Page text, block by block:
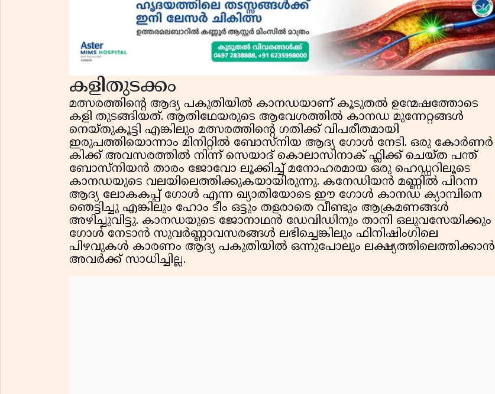
കളിതുടക്കം
മത്സരത്തിന്റെ ആദ്യ പകുതിയിൽ കാനഡയാണ് കൂടുതൽ ഉന്മേഷത്തോടെ
കളി തുടങ്ങിയത്. ആതിഥേയരുടെ ആവേശത്തിൽ കാനഡ മുന്നേറ്റങ്ങൾ
നെയ്തുകൂട്ടി എങ്കിലും മത്സരത്തിന്റെ ഗതിക്ക് വിപരീതമായി
ഇരുപത്തിയൊന്നാം മിനിറ്റിൽ ബോസ്നിയ ആദ്യ ഗോൾ നേടി. ഒരു കോർണർ
കിക്ക് അവസരത്തിൽ നിന്ന് സെയാദ് കൊലാസിനാക് ഫ്ലിക്ക് ചെയ്ത പന്ത്
ബോസ്നിയൻ താരം ജോവോ ലൂക്കിച്ച് മനോഹരമായ ഒരു ഹെഡ്ഡറിലൂടെ
കാനഡയുടെ വലയിലെത്തിക്കുകയായിരുന്നു. കനേഡിയൻ മണ്ണിൽ പിറന്ന
ആദ്യ ലോകകപ്പ് ഗോൾ എന്ന ഖ്യാതിയോടെ ഈ ഗോൾ കാനഡ ക്യാമ്പിനെ
ഞെട്ടിച്ചു എങ്കിലും ഹോം ടീം ഒട്ടും തളരാതെ വീണ്ടും ആക്രമണങ്ങൾ
അഴിച്ചുവിട്ടു. കാനഡയുടെ ജോനാഥൻ ഡേവിഡിനും താനി ഒലുവസേയിക്കും
ഗോൾ നേടാൻ സുവർണ്ണാവസരങ്ങൾ ലഭിച്ചെങ്കിലും ഫിനിഷിംഗിലെ
പിഴവുകൾ കാരണം ആദ്യ പകുതിയിൽ ഒന്നുപോലും ലക്ഷ്യത്തിലെത്തിക്കാൻ
അവർക്ക് സാധിച്ചില്ല.